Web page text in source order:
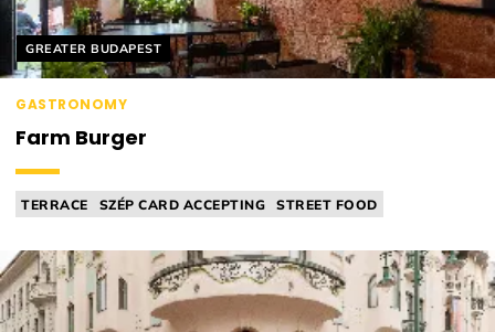
Helyszín címkék:
GREATER BUDAPEST
GASTRONOMY
Farm Burger
TERRACE SZÉP CARD ACCEPTING
STREET FOOD